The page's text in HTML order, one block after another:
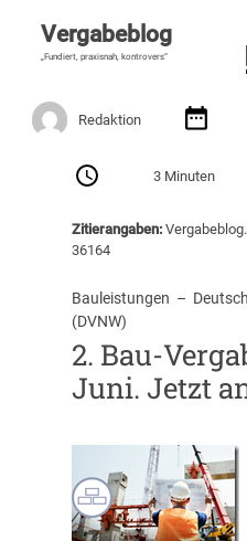
Vergabeblog
„Fundiert, praxisnah, kontrovers“
Redaktion
3 Minuten
Zitierangaben:
36164
Bauleistungen
  –
(DVNW)
2. Bau-
Juni. Jetzt